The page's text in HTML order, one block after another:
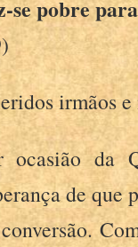
se pobre
irmãos e
ocasião da
de que